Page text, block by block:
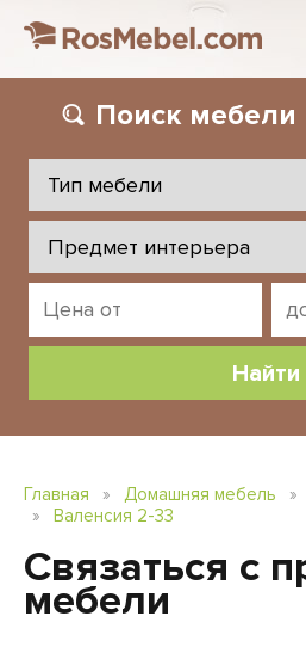
Поиск мебели
Главная » Домашняя мебель »
»
Валенсия 2-33
Связаться с
мебели